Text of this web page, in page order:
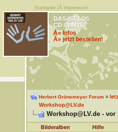
Startseite |Â Impressum
DAS IST LOS
CD / VINYL
Â» Infos
Â» jetzt bestellen!
Herbert Grönemeyer Forum»
Workshop@LV.de
Workshop@LV.de -
Bilderalben Hilfe